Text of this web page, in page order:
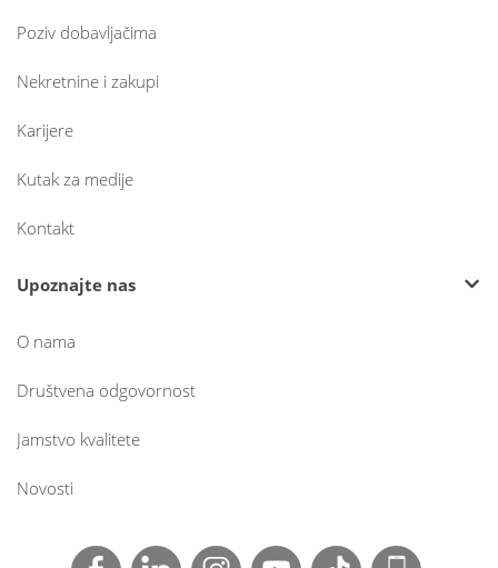
Poziv dobavljačima
Nekretnine i zakupi
Karijere
Kutak za medije
Kontakt
Upoznajte nas
O nama
Društvena odgovornost
Jamstvo kvalitete
Novosti